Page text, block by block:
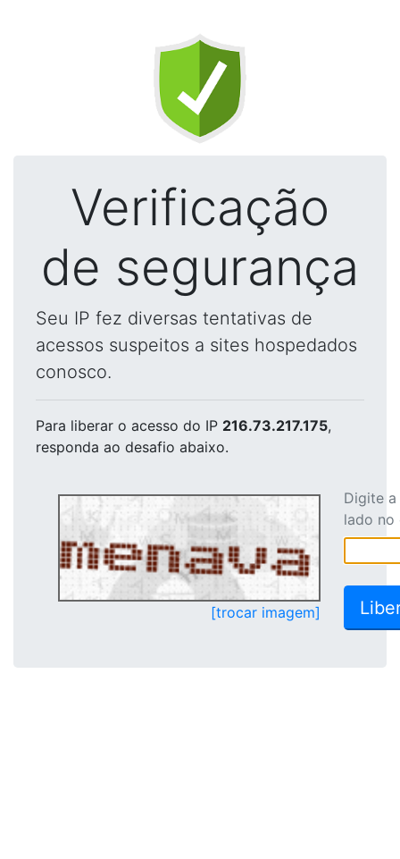
Verificação
de segurança
Seu IP fez diversas tentativas de
acessos suspeitos a sites hospedados
conosco.
Para liberar o acesso do IP 216.73.217.175,
responda ao desafio abaixo.
[trocar imagem]
Digite
lado no